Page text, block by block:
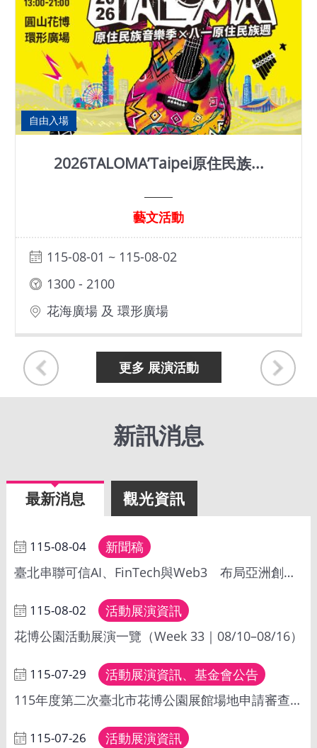
場
館
借
花
首
頁
網
站
EN
隱
及
站
全
政
策
自由入場
臺北永續食農嘉年華 生活實踐派對
市集活動
115-08-29 ~ 115-08-30
1100 - 1800
流行館
更多 展演活動
新訊消息
最新消息 觀光資訊
115-08-04
新聞稿
臺北串聯可信AI、FinTech與Web3 布局亞洲創新合作新樞紐
115-08-02
活動展演資訊
花博公園活動展演一覽（Week 33｜08/10–08/16）
115-07-29
活動展演資訊、基金會公告
115年度第二次臺北市花博公園展館場地申請審查通過檔期
115-07-26
活動展演資訊